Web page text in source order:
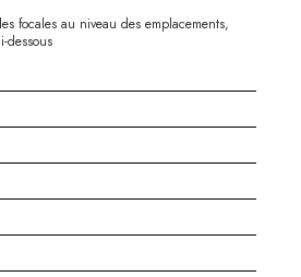
focales au niveau des emplacements,
dessous